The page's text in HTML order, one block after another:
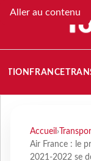
Aller au contenu
FRANCE
Accueil ›
Air France : le
2021-2022 se